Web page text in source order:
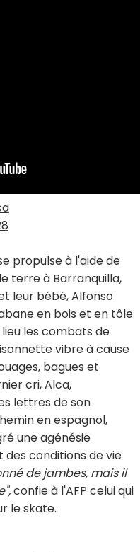
propulse à l'aide de
terre à Barranquilla,
leur bébé, Alfonso
en bois et en tôle
les combats de
vibre à cause
bagues et
cri, Alca,
lettres de son
en espagnol,
une agénésie
conditions de vie
de jambes, mais il
confie à l'AFP celui qui
le skate.